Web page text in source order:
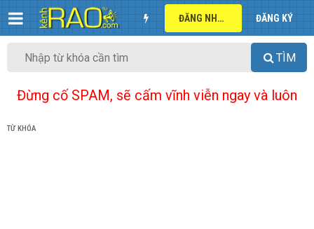
ĐĂNG NHẬP ĐĂNG KÝ
TÌM
Đừng cố SPAM, sẽ cấm vĩnh viễn ngay và luôn
TỪ KHÓA